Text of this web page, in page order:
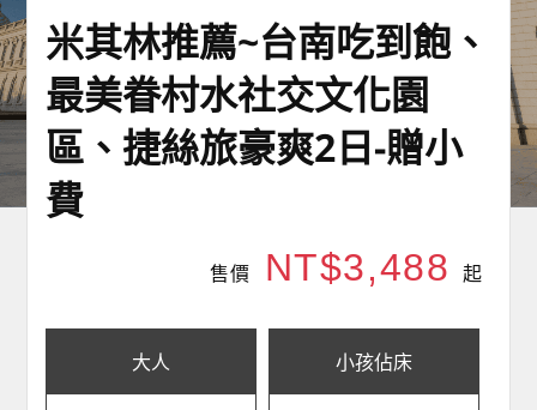
米其林推薦~台南吃到飽、
最美眷村水社交文化園
區、捷絲旅豪爽2日-贈小
費
售價 NT$3,488 起
大人 小孩佔床